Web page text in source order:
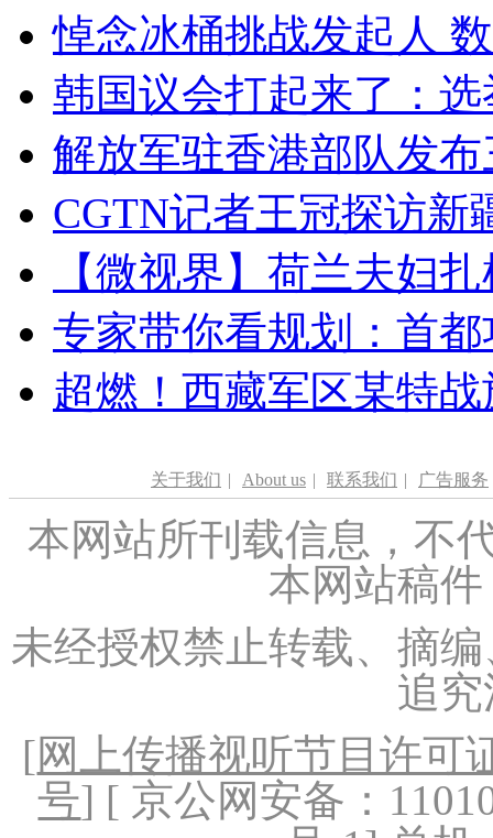
悼念冰桶挑战发起人
韩国议会打起来了：
解放军驻香港部队发
CGTN记者王冠探访新
【微视界】荷兰夫妇
专家带你看规划：首
超燃！西藏军区某特
关于我们 | About us | 联系我们 | 广告服务
本网站所刊载信息，不
本网站稿
未经授权禁止转载、摘
追
[网上传播视听节目许可
号] [ 京公网安备：